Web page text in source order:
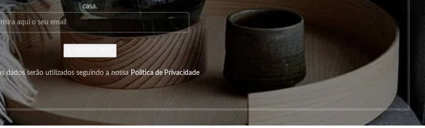
casa.
dados serão utilizados seguindo a nossaPolitica de Privacidade